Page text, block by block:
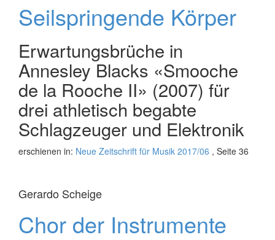
Seilspringende Körper
Erwartungsbrüche in
Annesley Blacks «Smooche
de la Rooche II» (2007) für
drei athletisch begabte
Schlagzeuger und Elektronik
erschienen in: Neue Zeitschrift für Musik 2017/06 , Seite 36
Gerardo Scheige
Chor der Instrumente